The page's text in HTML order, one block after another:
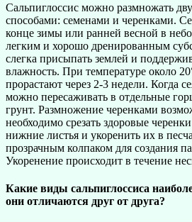
Сальпиглоссис можно размножать
способами: семенами и черенками.
конце зимы или ранней весной в
легким и хорошо дренированным
слегка присыпать землей и
влажность. При температуре около
прорастают через 2-3 недели. Когда
можно пересаживать в отдельные
грунт. Размножение черенками
необходимо срезать здоровые
нижние листья и укоренить их в
прозрачным колпаком для создания
Укоренение происходит в течение
Какие виды сальпиглоссиса
они отличаются друг от друга?